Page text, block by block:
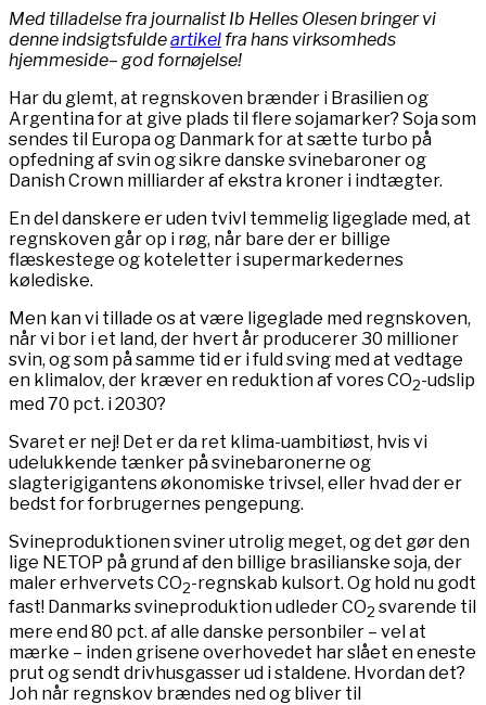
Med tilladelse fra journalist Ib Helles Olesen bringer vi
denne indsigtsfuldeartikel fra hans virksomheds
hjemmeside– god fornøjelse!
Har du glemt, at regnskoven brænder i Brasilien og
Argentina for at give plads til flere sojamarker? Soja som
sendes til Europa og Danmark for at sætte turbo på
opfedning af svin og sikre danske svinebaroner og
Danish Crown milliarder af ekstra kroner i indtægter.
En del danskere er uden tvivl temmelig ligeglade med, at
regnskoven går op i røg, når bare der er billige
flæskestege og koteletter i supermarkedernes
kølediske.
Men kan vi tillade os at være ligeglade med regnskoven,
når vi bor i et land, der hvert år producerer 30 millioner
svin, og som på samme tid er i fuld sving med at vedtage
en klimalov, der kræver en reduktion af vores CO2-udslip
med 70 pct. i 2030?
Svaret er nej! Det er da ret klima-uambitiøst, hvis vi
udelukkende tænker på svinebaronerne og
slagterigigantens økonomiske trivsel, eller hvad der er
bedst for forbrugernes pengepung.
Svineproduktionen sviner utrolig meget, og det gør den
lige NETOP på grund af den billige brasilianske soja, der
maler erhvervets CO2-regnskab kulsort. Og hold nu godt
fast! Danmarks svineproduktion udleder CO2 svarende til
mere end 80 pct. af alle danske personbiler – vel at
mærke – inden grisene overhovedet har slået en eneste
prut og sendt drivhusgasser ud i staldene. Hvordan det?
Joh når regnskov brændes ned og bliver til